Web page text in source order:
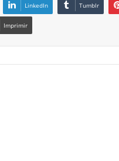
LinkedIn Tumblr
Imprimir